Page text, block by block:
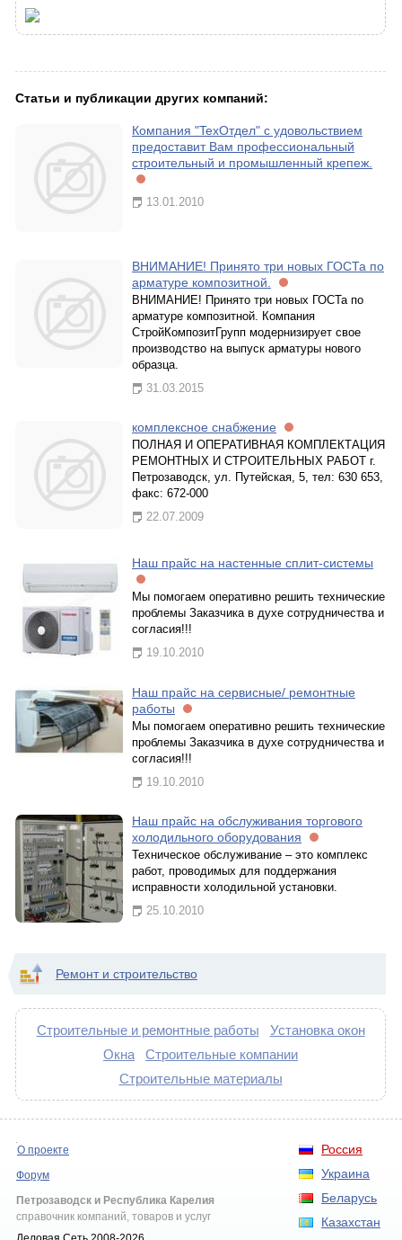
Статьи и публикации других компаний:
Компания "TeхОтдел" с удовольствием
предоставит Вам профессиональный
строительный и промышленный крепеж.
13.01.2010
ВНИМАНИЕ! Принято три новых ГОСТа по
арматуре композитной.
ВНИМАНИЕ! Принято три новых ГОСТа по
арматуре композитной. Компания
СтройКомпозитГрупп модернизирует свое
производство на выпуск арматуры нового
образца.
31.03.2015
комплексное снабжение
ПОЛНАЯ И ОПЕРАТИВНАЯ КОМПЛЕКТАЦИЯ
РЕМОНТНЫХ И СТРОИТЕЛЬНЫХ РАБОТ г.
Петрозаводск, ул. Путейская, 5, тел: 630 653,
факс: 672-000
22.07.2009
Наш прайс на настенные сплит-системы
Мы помогаем оперативно решить технические
проблемы Заказчика в духе сотрудничества и
согласия!!!
19.10.2010
Наш прайс на сервисные/ ремонтные
работы
Мы помогаем оперативно решить технические
проблемы Заказчика в духе сотрудничества и
согласия!!!
19.10.2010
Наш прайс на обслуживания торгового
холодильного оборудования
Техническое обслуживание – это комплекс
работ, проводимых для поддержания
исправности холодильной установки.
25.10.2010
Ремонт и строительство
Строительные и ремонтные работы
Установка окон
Окна
Строительные компании
Строительные материалы
Россия
Украина
Беларусь
Казахстан
О проекте
Форум
Петрозаводск и Республика Карелия
справочник компаний, товаров и услуг